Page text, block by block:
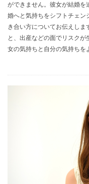
ができません。彼女が結婚を
婚へと気持ちをシフトチェン
き合い方についてお伝えし
と、出産などの面でリスク
女の気持ちと自分の気持ちを